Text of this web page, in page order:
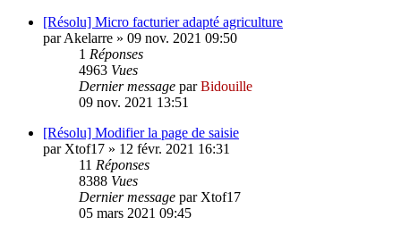
[Résolu] Micro facturier adapté agriculture
parAkelarre » 09 nov. 2021 09:50
1 Réponses
4963 Vues
Dernier message parBidouille
09 nov. 2021 13:51
[Résolu] Modifier la page de saisie
par Xtof17 » 12 févr. 2021 16:31
11 Réponses
8388 Vues
Dernier message par Xtof17
05 mars 2021 09:45